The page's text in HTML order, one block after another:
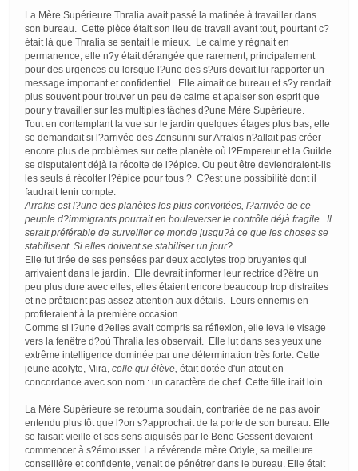
La Mère Supérieure Thralia avait passé la matinée à travailler dans
son bureau. Cette pièce était son lieu de travail avant tout, pourtant c?
était là que Thralia se sentait le mieux. Le calme y régnait en
permanence, elle n?y était dérangée que rarement, principalement
pour des urgences ou lorsque l?une des s?urs devait lui rapporter un
message important et confidentiel. Elle aimait ce bureau et s?y rendait
plus souvent pour trouver un peu de calme et apaiser son esprit que
pour y travailler sur les multiples tâches d?une Mère Supérieure.
Tout en contemplant la vue sur le jardin quelques étages plus bas, elle
se demandait si l?arrivée des Zensunni sur Arrakis n?allait pas créer
encore plus de problèmes sur cette planète où l?Empereur et la Guilde
se disputaient déjà la récolte de l?épice. Ou peut être deviendraient-ils
les seuls à récolter l?épice pour tous ? C?est une possibilité dont il
faudrait tenir compte.
Arrakis est l?une des planètes les plus convoitées, l?arrivée de ce
peuple d?immigrants pourrait en bouleverser le contrôle déjà fragile. Il
serait préférable de surveiller ce monde jusqu?à ce que les choses se
stabilisent. Si elles doivent se stabiliser un jour?
Elle fut tirée de ses pensées par deux acolytes trop bruyantes qui
arrivaient dans le jardin. Elle devrait informer leur rectrice d?être un
peu plus dure avec elles, elles étaient encore beaucoup trop distraites
et ne prêtaient pas assez attention aux détails. Leurs ennemis en
profiteraient à la première occasion.
Comme si l?une d?elles avait compris sa réflexion, elle leva le visage
vers la fenêtre d?où Thralia les observait. Elle lut dans ses yeux une
extrême intelligence dominée par une détermination très forte. Cette
jeune acolyte, Mira, celle qui élève, était dotée d'un atout en
concordance avec son nom : un caractère de chef. Cette fille irait loin.
La Mère Supérieure se retourna soudain, contrariée de ne pas avoir
entendu plus tôt que l?on s?approchait de la porte de son bureau. Elle
se faisait vieille et ses sens aiguisés par le Bene Gesserit devaient
commencer à s?émousser. La révérende mère Odyle, sa meilleure
conseillère et confidente, venait de pénétrer dans le bureau. Elle était